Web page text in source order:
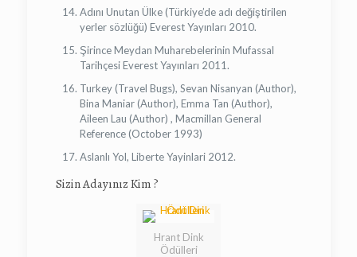
Adını Unutan Ülke (Türkiye’de adı değiştirilen
yerler sözlüğü) Everest Yayınları 2010.
Şirince Meydan Muharebelerinin Mufassal
Tarihçesi Everest Yayınları 2011.
Turkey (Travel Bugs), Sevan Nisanyan (Author),
Bina Maniar (Author), Emma Tan (Author),
Aileen Lau (Author) , Macmillan General
Reference (October 1993)
Aslanlı Yol, Liberte Yayinlari 2012.
Sizin Adayınız Kim ?
Hrant Dink
Ödülleri